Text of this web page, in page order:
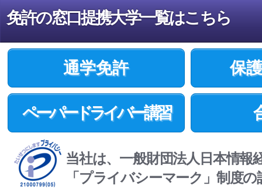
免許の窓口提携大学一覧はこちら
通学免許
ペーパードライバー講習
保
当社は、一般財団法人日本情報
「プライバシーマーク」制度